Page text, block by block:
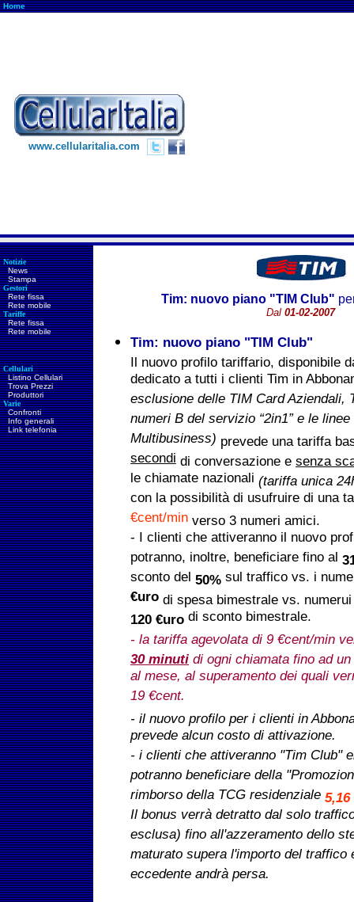
Home
www.cellularitalia.com
Notizie
News
Stampa
Gestori
Rete fissa
Rete mobile
Tariffe
Rete fissa
Rete mobile
Cellulari
Listino Cellulari
Trova Prezzi
Produttori
Varie
Confronti
Info generali
Link telefonia
Tim: nuovo piano "TIM Club"
Dal 01-02-2007
Tim: nuovo piano "TIM Club"
Il nuovo profilo tariffario, disponibile
dedicato a tutti i clienti Tim in
esclusione delle TIM Card Aziendali,
numeri B del servizio “2in1” e le
Multibusiness) prevede una tariffa
secondi di conversazione e senza
le chiamate nazionali (tariffa unica
con la possibilità di usufruire di una
€cent/min verso 3 numeri amici.
- I clienti che attiveranno il nuovo
potranno, inoltre, beneficiare fino al
sconto del 50% sul traffico vs. i
€uro di spesa bimestrale vs.
120 €uro di sconto bimestrale.
- la tariffa agevolata di 9 €cent/min
30 minuti di ogni chiamata fino ad
al mese, al superamento dei quali
19 €cent.
- il nuovo profilo per i clienti in
prevede alcun costo di attivazione.
- i clienti che attiveranno "Tim Club"
potranno beneficiare della
rimborso della TCG residenziale 5,16
Il bonus verrà detratto dal solo
esclusa) fino all'azzeramento dello
maturato supera l'importo del traffico
eccedente andrà persa.